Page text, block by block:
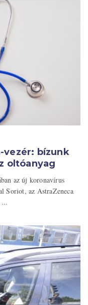
vezér: bízunk
oltóanyag
az új koronavírus
Soriot, az AstraZeneca